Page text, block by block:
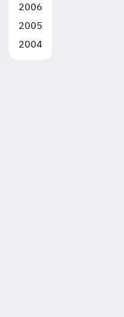
2006
2005
2004